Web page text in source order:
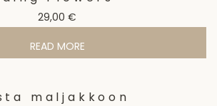
29,00 €
READ MORE
maljakkoon